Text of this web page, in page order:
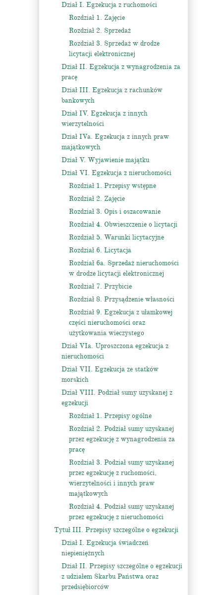
Dział I. Egzekucja z ruchomości
Rozdział 1. Zajęcie
Rozdział 2. Sprzedaż
Rozdział 3. Sprzedaż w drodze
licytacji elektronicznej
Dział II. Egzekucja z wynagrodzenia za
pracę
Dział III. Egzekucja z rachunków
bankowych
Dział IV. Egzekucja z innych
wierzytelności
Dział IVa. Egzekucja z innych praw
majątkowych
Dział V. Wyjawienie majątku
Dział VI. Egzekucja z nieruchomości
Rozdział 1. Przepisy wstępne
Rozdział 2. Zajęcie
Rozdział 3. Opis i oszacowanie
Rozdział 4. Obwieszczenie o licytacji
Rozdział 5. Warunki licytacyjne
Rozdział 6. Licytacja
Rozdział 6a. Sprzedaż nieruchomości
w drodze licytacji elektronicznej
Rozdział 7. Przybicie
Rozdział 8. Przysądzenie własności
Rozdział 9. Egzekucja z ułamkowej
części nieruchomości oraz
użytkowania wieczystego
Dział VIa. Uproszczona egzekucja z
nieruchomości
Dział VII. Egzekucja ze statków
morskich
Dział VIII. Podział sumy uzyskanej z
egzekucji
Rozdział 1. Przepisy ogólne
Rozdział 2. Podział sumy uzyskanej
przez egzekucję z wynagrodzenia za
pracę
Rozdział 3. Podział sumy uzyskanej
przez egzekucję z ruchomości,
wierzytelności i innych praw
majątkowych
Rozdział 4. Podział sumy uzyskanej
przez egzekucję z nieruchomości
Tytuł III. Przepisy szczególne o egzekucji
Dział I. Egzekucja świadczeń
niepieniężnych
Dział II. Przepisy szczególne o egzekucji
z udziałem Skarbu Państwa oraz
przedsiębiorców